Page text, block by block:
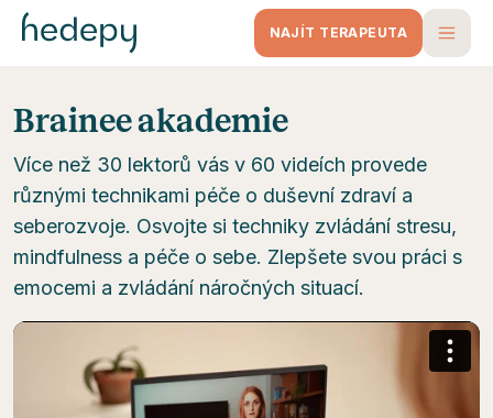
NAJÍT TERAPEUTA
Brainee akademie
Více než 30 lektorů vás v 60 videích provede
různými technikami péče o duševní zdraví a
seberozvoje. Osvojte si techniky zvládání stresu,
mindfulness a péče o sebe. Zlepšete svou práci s
emocemi a zvládání náročných situací.